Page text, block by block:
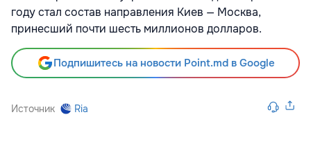
году стал состав направления Киев — Москва,
принесший почти шесть миллионов долларов.
Подпишитесь на новости Point.md в Google
Источник Ria